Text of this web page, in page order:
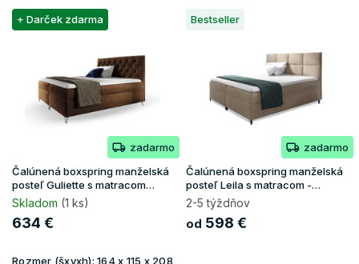
V
ý
u
k
t
o
+ Darček zdarma
zadarmo
Čalúnená boxspring manželská
posteľ Guliette s matracom
160x200 - hnedá
Skladom (1 ks)
634 €
Rozmer (šxvxh): 164 x 115 x 208
Bestseller
zadarmo
Čalúnená boxspring manželská
posteľ Leila s matracom -
béžová
2-5 týždňov
od 598 €